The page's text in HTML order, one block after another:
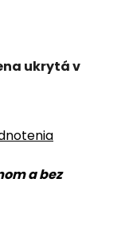
a bez
ukrytá v